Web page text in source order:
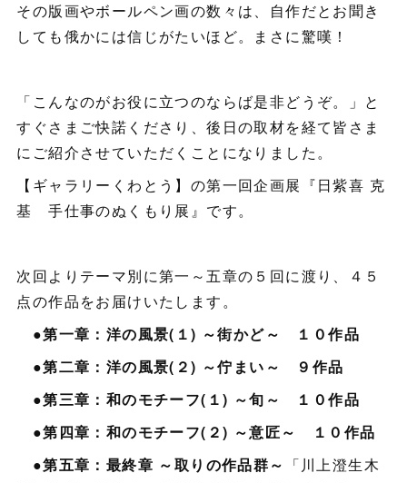
その版画やボールペン画の数々は、自作だとお聞き
しても俄かには信じがたいほど。まさに驚嘆！
「こんなのがお役に立つのならば是非どうぞ。」と
すぐさまご快諾くださり、後日の取材を経て皆さま
にご紹介させていただくことになりました。
【ギャラリーくわとう】の第一回企画展『日紫喜 克
基 手仕事のぬくもり展』です。
次回よりテーマ別に第一～五章の５回に渡り、４５
点の作品をお届けいたします。
●第一章：洋の風景(１) ～街かど～ １０作品
●第二章：洋の風景(２) ～佇まい～ ９作品
●第三章：和のモチーフ(１) ～旬～ １０作品
●第四章：和のモチーフ(２) ～意匠～ １０作品
●第五章：最終章 ～取りの作品群～ 「川上澄生木